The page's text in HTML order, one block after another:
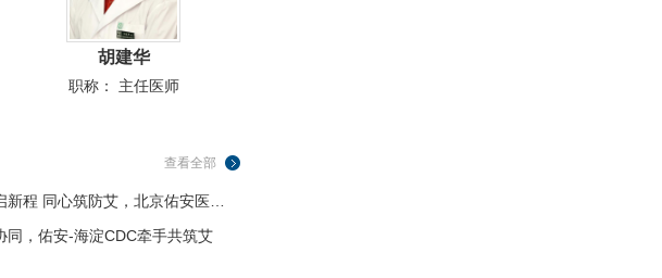
张 可
职称： 副主任医师
查看全部
新程 同心筑防艾，北京佑安医…
同，佑安-海淀CDC牵手共筑艾